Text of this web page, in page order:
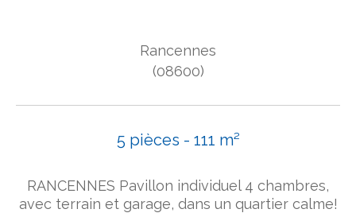
Rancennes
(08600)
5 pièces - 111 m²
RANCENNES Pavillon individuel 4 chambres,
avec terrain et garage, dans un quartier calme!